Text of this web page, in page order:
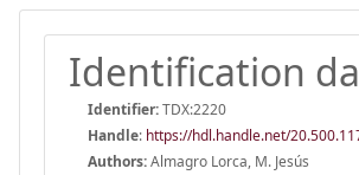
Identification
Identifier:TDX:2220
Handle: https://hdl.handle.net/
Authors:Almagro Lorca, M. Jesús